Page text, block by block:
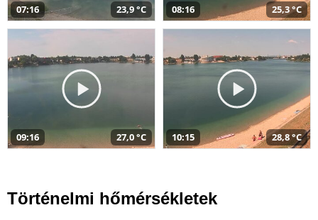
07:16 23,9 °C 08:16 25,3 °C
09:16 27,0 °C 10:15 28,8 °C
Történelmi hőmérsékletek